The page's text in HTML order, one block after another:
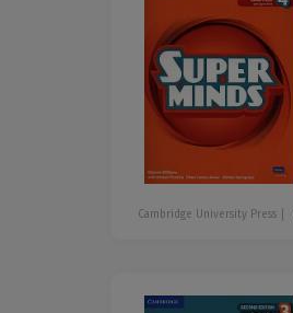
Cambridge University Press